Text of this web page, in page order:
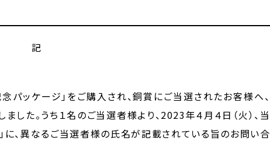
記
パッケージ」をご購入され、銅賞にご当選されたお客様へ、
した。うち１名のご当選者様より、2023年４月４日（火）、当
に、異なるご当選者様の氏名が記載されている旨のお問い合